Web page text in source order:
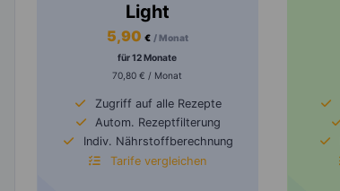
Light
5,90 € / Monat
für 12 Monate
70,80 € / Monat
Zugriff auf alle Rezepte
Autom. Rezeptfilterung
Indiv. Nährstoffberechnung
Tarife vergleichen